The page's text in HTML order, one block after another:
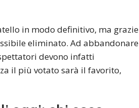
in modo definitivo, ma grazie
eliminato. Ad abbandonare
devono infatti
il più votato sarà il favorito,